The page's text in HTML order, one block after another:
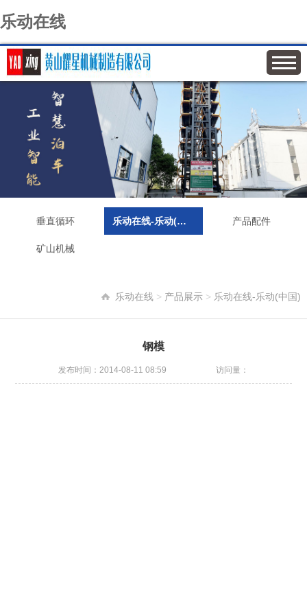
乐动在线
垂直循环 乐动在线-乐动(中国) 产品配件
矿山机械
乐动在线 > 产品展示 > 乐动在线-乐动(中国)
钢模
发布时间：2014-08-11 08:59 访问量：